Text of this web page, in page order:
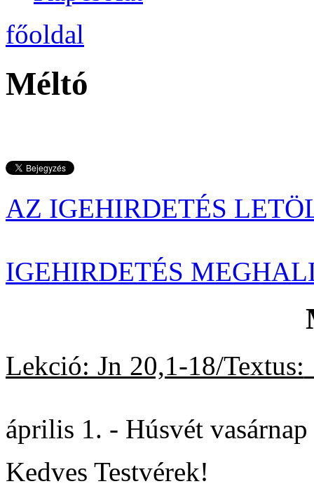
főoldal
Méltó
AZ IGEHIRDETÉS
IGEHIRDETÉS
Lekció: Jn 20,1-18/Textus:
április 1. - Húsvét vasárnap
Kedves Testvérek!